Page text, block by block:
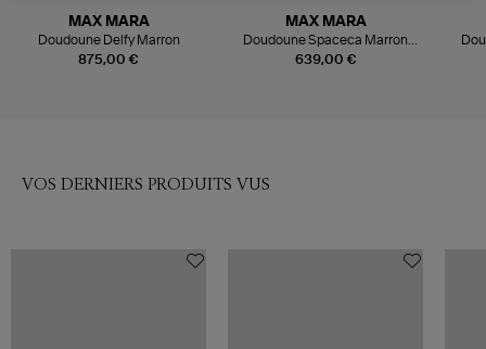
875,00 €
MAX MARA
Doudoune Delfy Marron
639,00 €
MAX MARA
Doudoune Spaceca Marron
Métallisé
VOS DERNIERS PRODUITS VUS